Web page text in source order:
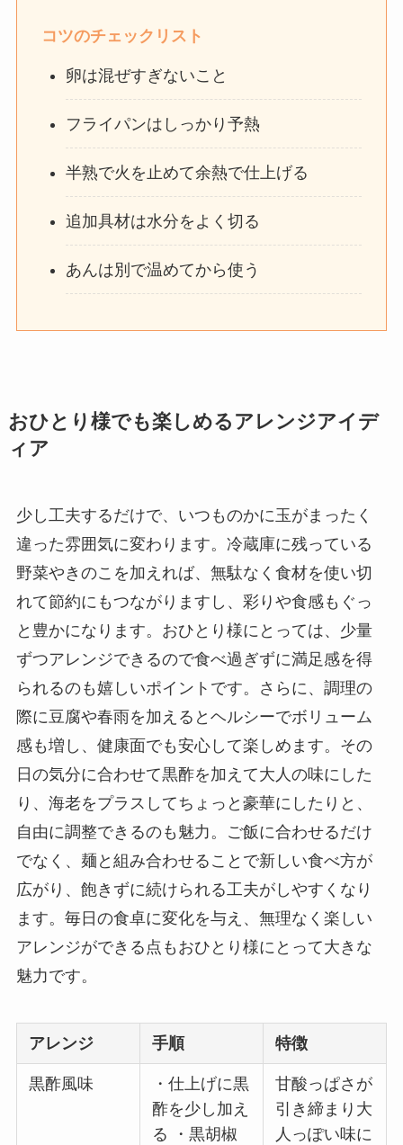
コツのチェックリスト
卵は混ぜすぎないこと
フライパンはしっかり予熱
半熟で火を止めて余熱で仕上げる
追加具材は水分をよく切る
あんは別で温めてから使う
おひとり様でも楽しめるアレンジアイデ
ィア
少し工夫するだけで、いつものかに玉がまったく
違った雰囲気に変わります。冷蔵庫に残っている
野菜やきのこを加えれば、無駄なく食材を使い切
れて節約にもつながりますし、彩りや食感もぐっ
と豊かになります。おひとり様にとっては、少量
ずつアレンジできるので食べ過ぎずに満足感を得
られるのも嬉しいポイントです。さらに、調理の
際に豆腐や春雨を加えるとヘルシーでボリューム
感も増し、健康面でも安心して楽しめます。その
日の気分に合わせて黒酢を加えて大人の味にした
り、海老をプラスしてちょっと豪華にしたりと、
自由に調整できるのも魅力。ご飯に合わせるだけ
でなく、麺と組み合わせることで新しい食べ方が
広がり、飽きずに続けられる工夫がしやすくなり
ます。毎日の食卓に変化を与え、無理なく楽しい
アレンジができる点もおひとり様にとって大きな
魅力です。
アレンジ 手順 特徴
黒酢風味
・仕上げに黒
酢を少し加え
る ・黒胡椒
甘酸っぱさが
引き締まり大
人っぽい味に